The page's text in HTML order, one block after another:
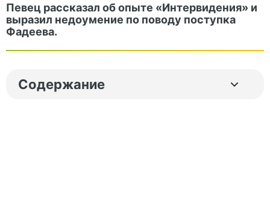
Певец рассказал об опыте «Интервидения» и
выразил недоумение по поводу поступка
Фадеева.
Содержание